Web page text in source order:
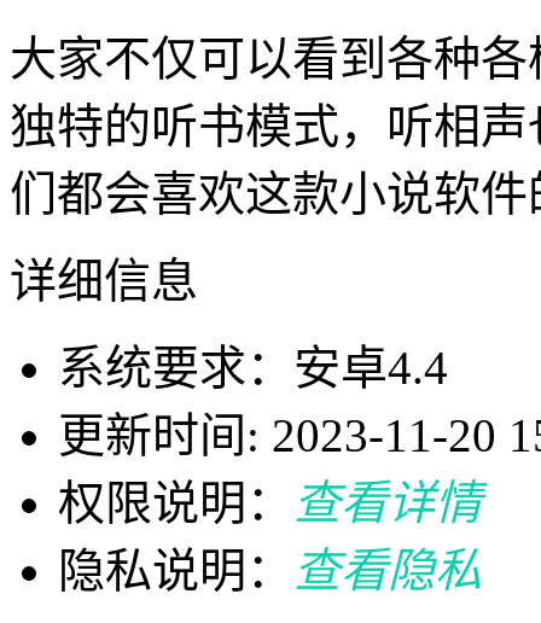
大家不仅可以看到各种
独特的听书模式，听相
们都会喜欢这款小说软
详细信息
系统要求：安卓4.4
更新时间: 2023-11-20
权限说明：
查看详情
隐私说明：
查看隐私